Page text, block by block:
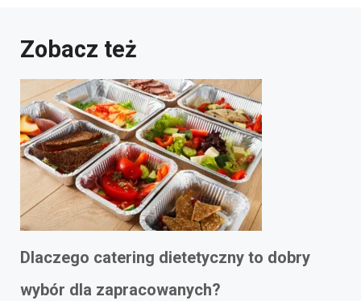
Zobacz też
Dlaczego catering dietetyczny to dobry
wybór dla zapracowanych?